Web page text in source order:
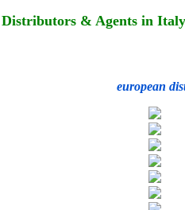
Distributors & Agents in Italy
european